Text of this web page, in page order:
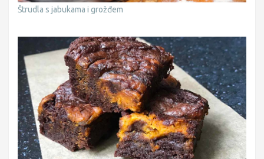
Štrudla s jabukama i grožđem